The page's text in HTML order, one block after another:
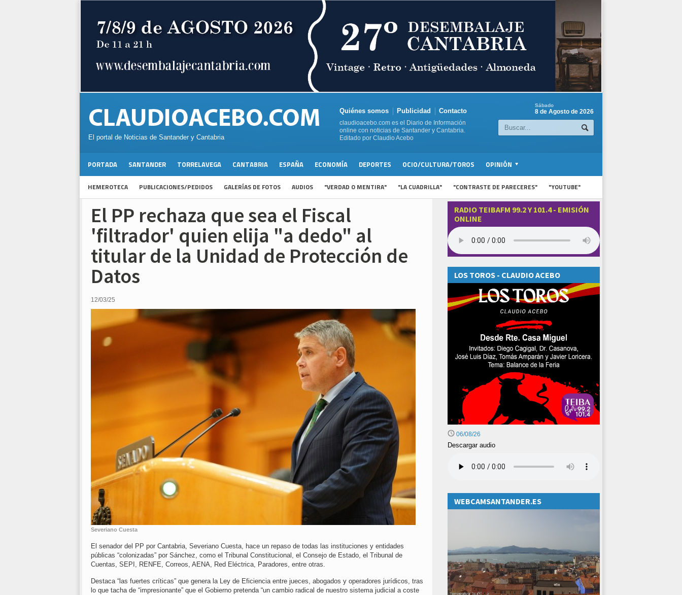
El portal de Noticias de Santander y Cantabria
Quiénes somos Publicidad Contacto
claudioacebo.com es el Diario de Información
online con noticias de Santander y Cantabria.
Editado por Claudio Acebo
Sábado
8 de Agosto de 2026
PORTADA SANTANDER TORRELAVEGA CANTABRIA ESPAÑA ECONOMÍA DEPORTES OCIO/CULTURA/TOROS OPINIÓN
HEMEROTECA PUBLICACIONES/PEDIDOS GALERÍAS DE FOTOS AUDIOS "VERDAD O MENTIRA" "LA CUADRILLA" "CONTRASTE DE PARECERES" "YOUTUBE"
El PP rechaza que sea el Fiscal
'filtrador' quien elija "a dedo" al
titular de la Unidad de Protección de
Datos
12/03/25
Severiano Cuesta
El senador del PP por Cantabria, Severiano Cuesta, hace un repaso de todas las instituciones y entidades
públicas “colonizadas” por Sánchez, como el Tribunal Constitucional, el Consejo de Estado, el Tribunal de
Cuentas, SEPI, RENFE, Correos, AENA, Red Eléctrica, Paradores, entre otras.
Destaca “las fuertes críticas” que genera la Ley de Eficiencia entre jueces, abogados y operadores jurídicos, tras
lo que tacha de “impresionante” que el Gobierno pretenda “un cambio radical de nuestro sistema judicial a coste
RADIO TEIBAFM 99.2 Y 101.4 - EMISIÓN
ONLINE
LOS TOROS - CLAUDIO ACEBO
06/08/26
Descargar audio
WEBCAMSANTANDER.ES